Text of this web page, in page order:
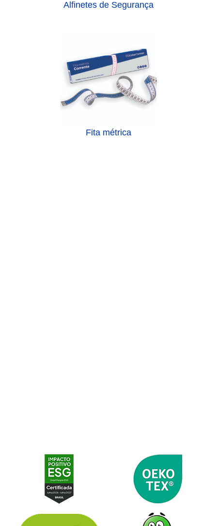
Alfinetes de Segurança
Fita métrica